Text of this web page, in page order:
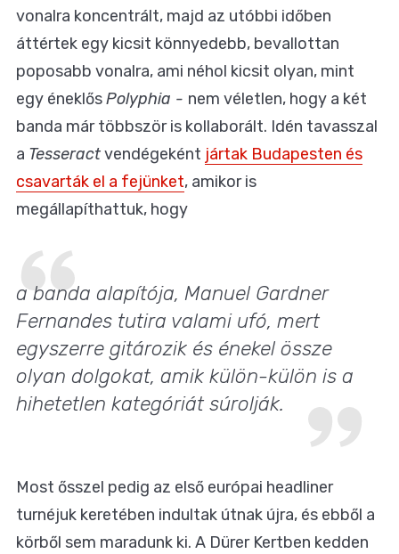
vonalra koncentrált, majd az utóbbi időben
áttértek egy kicsit könnyedebb, bevallottan
poposabb vonalra, ami néhol kicsit olyan, mint
egy éneklősPolyphia - nem véletlen, hogy a két
banda már többször is kollaborált. Idén tavasszal
a Tesseractvendégeként jártak Budapesten és
csavarták el a fejünket, amikor is
megállapíthattuk, hogy
a banda alapítója, Manuel Gardner
Fernandes tutira valami ufó, mert
egyszerre gitározik és énekel össze
olyan dolgokat, amik külön-külön is a
hihetetlen kategóriát súrolják.
Most ősszel pedig az első európai headliner
turnéjuk keretében indultak útnak újra, és ebből a
körből sem maradunk ki. A Dürer Kertben kedden